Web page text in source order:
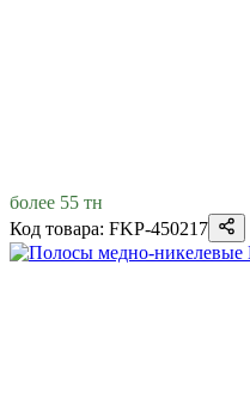
более 55 тн
Код товара: FKP-450217